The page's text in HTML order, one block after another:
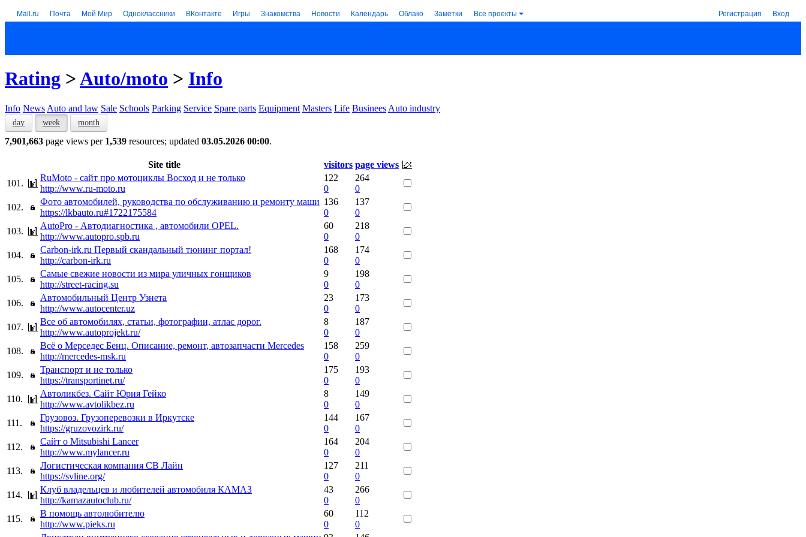
Mail.ru Почта Мой Мир Одноклассники ВКонтакте Игры Знакомства Новости Календарь Облако Заметки Все проекты Регистрация Вход
Rating >Auto/moto > Info
Info News Auto and law Sale Schools Parking Service Spare parts Equipment Masters Life Businees Auto industry
day week month
7,901,663 page views per 1,539 resources; updated 03.05.2026 00:00.
Site title visitors page views
101.
RuMoto - сайт про мотоциклы Восход и не только
http://www.ru-moto.ru
122
0
264
0
102.
Фото автомобилей, руководства по обслуживанию и ремонту маши
https://lkbauto.ru#1722175584
136
0
137
0
103.
AutoPro - Автодиагностика , автомобили OPEL.
http://www.autopro.spb.ru
60
0
218
0
104.
Carbon-irk.ru Первый скандальный тюнинг портал!
http://carbon-irk.ru
168
0
174
0
105.
Самые свежие новости из мира уличных гонщиков
http://street-racing.su
9
0
198
0
106.
Автомобильный Центр Узнета
http://www.autocenter.uz
23
0
173
0
107.
Все об автомобилях, статьи, фотографии, атлас дорог.
http://www.autoprojekt.ru/
8
0
187
0
108.
Всё о Мерседес Бенц. Описание, ремонт, автозапчасти Mercedes
http://mercedes-msk.ru
158
0
259
0
109.
Транспорт и не только
https://transportinet.ru/
175
0
193
0
110.
Автоликбез. Cайт Юрия Гейко
http://www.avtolikbez.ru
8
0
149
0
111.
Грузовоз. Грузоперевозки в Иркутске
https://gruzovozirk.ru/
144
0
167
0
112.
Сайт о Mitsubishi Lancer
http://www.mylancer.ru
164
0
204
0
113.
Логистическая компания СВ Лайн
https://svline.org/
127
0
211
0
114.
Клуб владельцев и любителей автомобиля КАМАЗ
http://kamazautoclub.ru/
43
0
266
0
115.
В помощь автолюбителю
http://www.pieks.ru
60
0
112
0